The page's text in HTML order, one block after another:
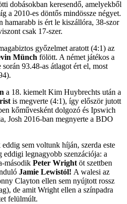
dobásokban keresendő, amelyekből
a 2010-es döntős mindössze négyet.
hamarabb is ért le kiszállóra, 38-szor
csak 17-szer.
győzelmet aratott (4:1) az
Münch fölött. A német játékos a
93.48-as átlagot ért el, most
a 18. kiemelt Kim Huybrechts után a
is megverte (4:1), így először jutott
kőművesként dolgozó és Ipswich
Josh 2016-ban megnyerte a BDO
sem voltunk híján, szerda este
eddigi legnagyobb szenzációja: a
második Peter Wright öt szettben
Jamie Lewistól! A walesi az
Clayton ellen sem nyújtott rossz
de amit Wright ellen a színpadra
felülmúlt.